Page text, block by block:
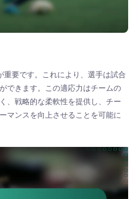
要です。これにより、選手は試合
できます。この適応力はチームの
、戦略的な柔軟性を提供し、チー
マンスを向上させることを可能に